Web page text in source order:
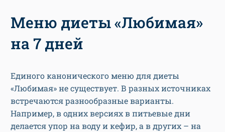
Меню диеты «Любимая»
на 7 дней
Единого канонического меню для диеты
«Любимая» не существует. В разных источниках
встречаются разнообразные варианты.
Например, в одних версиях в питьевые дни
делается упор на воду и кефир, а в других – на